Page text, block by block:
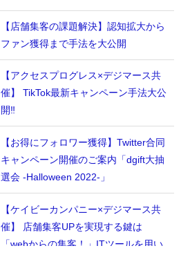
【店舗集客の課題解決】認知拡大から
ファン獲得まで手法を大公開
【アクセスプログレス×デジマース共
催】 TikTok最新キャンペーン手法大公
開‼
【お得にフォロワー獲得】Twitter合同
キャンペーン開催のご案内「dgift大抽
選会 -Halloween 2022-」
【ケイビーカンパニー×デジマース共
催】 店舗集客UPを実現する鍵は
「webからの集客！」ITツールを用い